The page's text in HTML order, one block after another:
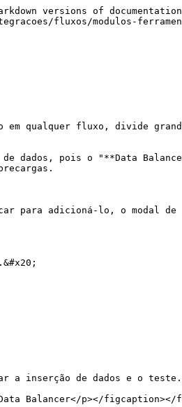
versions of
fluxos/modulos-
qualquer fluxo, divide
de dados, pois o "**Data
para adicioná-lo, o modal
a inserção de dados e o
Balancer</p></figcaption></